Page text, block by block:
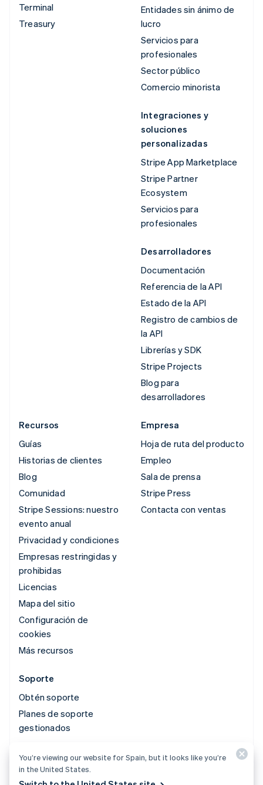
Terminal
Treasury
Entidades sin ánimo de
lucro
Servicios para
profesionales
Sector público
Comercio minorista
Integraciones y
soluciones
personalizadas
Stripe App Marketplace
Stripe Partner
Ecosystem
Servicios para
profesionales
Desarrolladores
Documentación
Referencia de la API
Estado de la API
Registro de cambios de
la API
Librerías y SDK
Stripe Projects
Blog para
desarrolladores
Recursos
Guías
Historias de clientes
Blog
Comunidad
Stripe Sessions: nuestro
evento anual
Privacidad y condiciones
Empresas restringidas y
prohibidas
Licencias
Mapa del sitio
Configuración de
cookies
Más recursos
Empresa
Hoja de ruta del producto
Empleo
Sala de prensa
Stripe Press
Contacta con ventas
Soporte
Obtén soporte
Planes de soporte
gestionados
© 2026 Stripe, LLC
You’re viewing our website for Spain, but it looks like you’re
in the United States.